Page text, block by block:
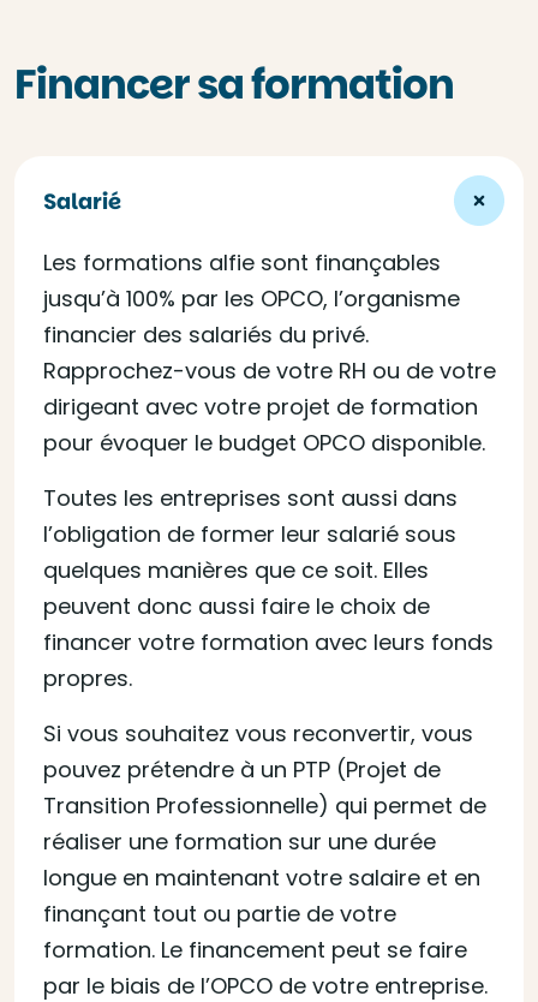
Financer sa formation
Salarié
Les formations alfie sont finançables
jusqu’à 100% par les OPCO, l’organisme
financier des salariés du privé.
Rapprochez-vous de votre RH ou de votre
dirigeant avec votre projet de formation
pour évoquer le budget OPCO disponible.
Toutes les entreprises sont aussi dans
l’obligation de former leur salarié sous
quelques manières que ce soit. Elles
peuvent donc aussi faire le choix de
financer votre formation avec leurs fonds
propres.
Si vous souhaitez vous reconvertir, vous
pouvez prétendre à un PTP (Projet de
Transition Professionnelle) qui permet de
réaliser une formation sur une durée
longue en maintenant votre salaire et en
finançant tout ou partie de votre
formation. Le financement peut se faire
par le biais de l’OPCO de votre entreprise.